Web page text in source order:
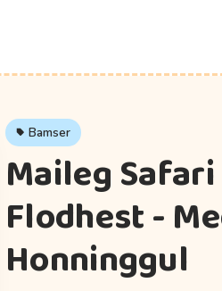
Bamser
Maileg
Flodhest -
Honninggul